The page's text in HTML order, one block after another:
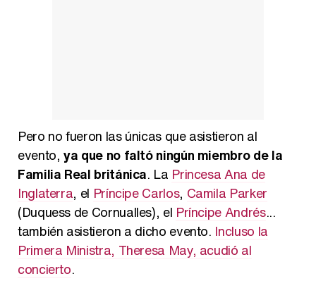
Pero no fueron las únicas que asistieron al
evento,ya que no faltó ningún miembro de la
Familia Real británica. La Princesa Ana de
Inglaterra, el Príncipe Carlos, Camila Parker
(Duquess de Cornualles), el Príncipe Andrés...
también asistieron a dicho evento. Incluso la
Primera Ministra, Theresa May, acudió al
concierto.